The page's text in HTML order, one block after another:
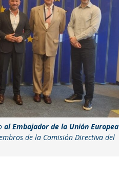
al Embajador de la Unión Europea
de la Comisión Directiva del